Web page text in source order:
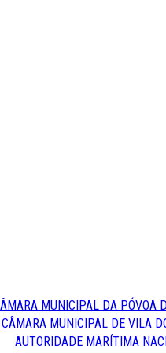
MUNICIPAL DA PÓVOA
CÂMARA MUNICIPAL DE VILA
AUTORIDADE MARÍTIMA